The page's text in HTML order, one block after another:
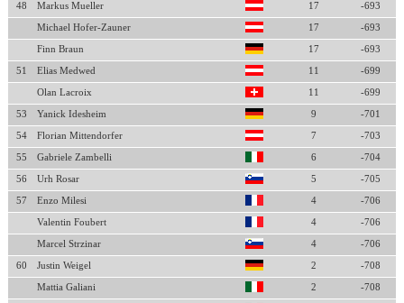
48 Markus Mueller 17 -693
Michael Hofer-Zauner 17 -693
Finn Braun 17 -693
51 Elias Medwed 11 -699
Olan Lacroix 11 -699
53 Yanick Idesheim 9 -701
54 Florian Mittendorfer 7 -703
55 Gabriele Zambelli 6 -704
56 Urh Rosar 5 -705
57 Enzo Milesi 4 -706
Valentin Foubert 4 -706
Marcel Strzinar 4 -706
60 Justin Weigel 2 -708
Mattia Galiani 2 -708